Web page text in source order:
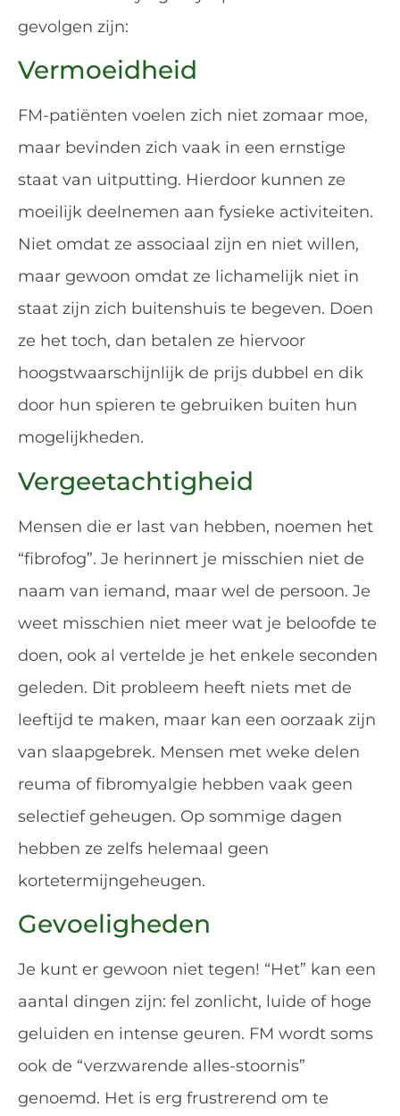
gevolgen zijn:
Vermoeidheid
FM-patiënten voelen zich niet zomaar moe,
maar bevinden zich vaak in een ernstige
staat van uitputting. Hierdoor kunnen ze
moeilijk deelnemen aan fysieke activiteiten.
Niet omdat ze associaal zijn en niet willen,
maar gewoon omdat ze lichamelijk niet in
staat zijn zich buitenshuis te begeven. Doen
ze het toch, dan betalen ze hiervoor
hoogstwaarschijnlijk de prijs dubbel en dik
door hun spieren te gebruiken buiten hun
mogelijkheden.
Vergeetachtigheid
Mensen die er last van hebben, noemen het
“fibrofog”. Je herinnert je misschien niet de
naam van iemand, maar wel de persoon. Je
weet misschien niet meer wat je beloofde te
doen, ook al vertelde je het enkele seconden
geleden. Dit probleem heeft niets met de
leeftijd te maken, maar kan een oorzaak zijn
van slaapgebrek. Mensen met weke delen
reuma of fibromyalgie hebben vaak geen
selectief geheugen. Op sommige dagen
hebben ze zelfs helemaal geen
kortetermijngeheugen.
Gevoeligheden
Je kunt er gewoon niet tegen! “Het” kan een
aantal dingen zijn: fel zonlicht, luide of hoge
geluiden en intense geuren. FM wordt soms
ook de “verzwarende alles-stoornis”
genoemd. Het is erg frustrerend om te